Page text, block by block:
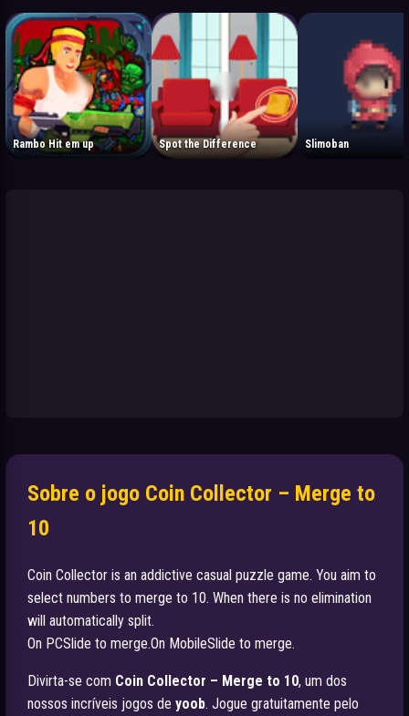
Rambo Hit em up Spot the Difference Slimoban
Sobre o jogo Coin Collector – Merge to
10
Coin Collector is an addictive casual puzzle game. You aim to
select numbers to merge to 10. When there is no elimination
will automatically split.
On PCSlide to merge.On MobileSlide to merge.
Divirta-se com Coin Collector – Merge to 10, um dos
nossos incríveis jogos de yoob. Jogue gratuitamente pelo